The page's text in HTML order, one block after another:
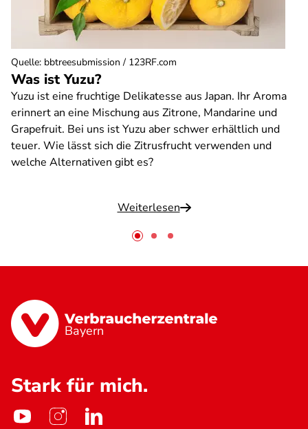
Was ist Yuzu?
Yuzu ist eine fruchtige Delikatesse aus Japan. Ihr Aroma
erinnert an eine Mischung aus Zitrone, Mandarine und
Grapefruit. Bei uns ist Yuzu aber schwer erhältlich und
teuer. Wie lässt sich die Zitrusfrucht verwenden und
welche Alternativen gibt es?
Weiterlesen
Quelle: bbtreesubmission / 123RF.com
Bayern
Stark für mich.